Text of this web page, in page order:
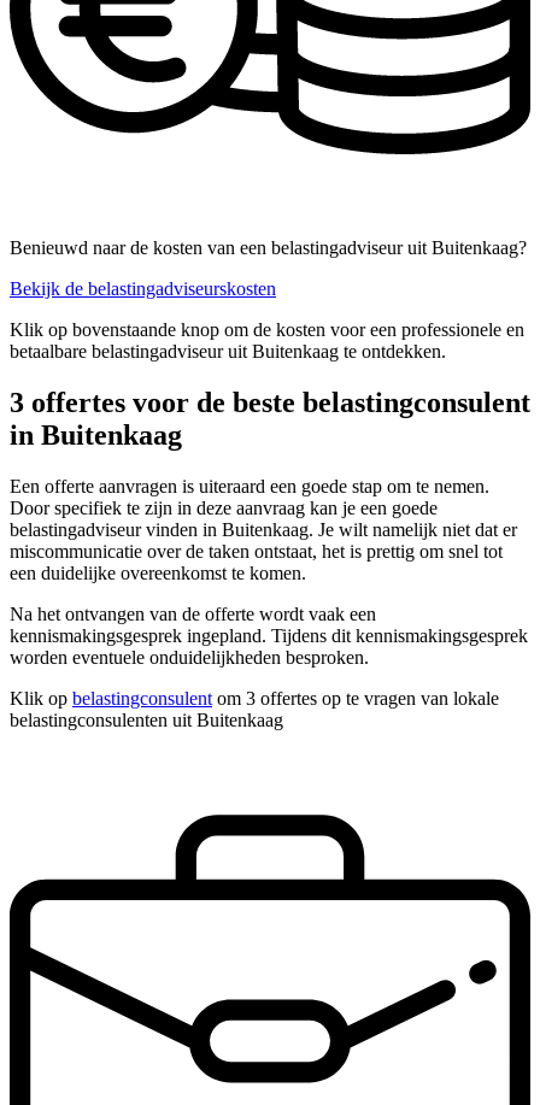
Benieuwd naar de kosten van een belastingadviseur uit Buitenkaag?
Bekijk de belastingadviseurskosten
Klik op bovenstaande knop om de kosten voor een professionele en
betaalbare belastingadviseur uit Buitenkaag te ontdekken.
3 offertes voor de beste belastingconsulent
in Buitenkaag
Een offerte aanvragen is uiteraard een goede stap om te nemen.
Door specifiek te zijn in deze aanvraag kan je een goede
belastingadviseur vinden in Buitenkaag. Je wilt namelijk niet dat er
miscommunicatie over de taken ontstaat, het is prettig om snel tot
een duidelijke overeenkomst te komen.
Na het ontvangen van de offerte wordt vaak een
kennismakingsgesprek ingepland. Tijdens dit kennismakingsgesprek
worden eventuele onduidelijkheden besproken.
Klik op belastingconsulent om 3 offertes op te vragen van lokale
belastingconsulenten uit Buitenkaag